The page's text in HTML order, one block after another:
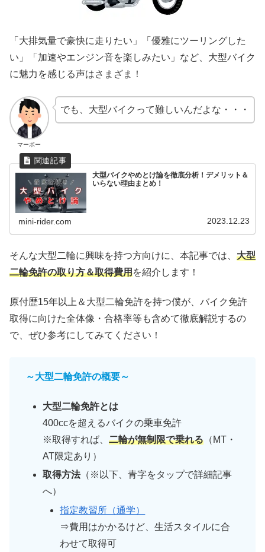
「大排気量で豪快に走りたい」「優雅にツーリングした
い」「加速やエンジン音を楽しみたい」など、大型バイク
に魅力を感じる声はさまざま！
マーボー
でも、大型バイクって難しいんだよな・・・
大型バイクやめとけ論を徹底分析！デメリット＆
いらない理由まとめ！
mini-rider.com 2023.12.23
そんな大型二輪に興味を持つ方向けに、本記事では、 大型
二輪免許の取り方＆取得費用を紹介します！
原付歴15年以上＆大型二輪免許を持つ僕が、バイク免許
取得に向けた全体像・合格率等も含めて徹底解説するの
で、ぜひ参考にしてみてください！
～大型二輪免許の概要～
大型二輪免許とは
400ccを超えるバイクの乗車免許
※取得すれば、二輪が無制限で乗れる （MT・
AT限定あり）
取得方法（※以下、青字をタップで詳細記事
へ）
指定教習所（通学）
⇒費用はかかるけど、生活スタイルに合
わせて取得可